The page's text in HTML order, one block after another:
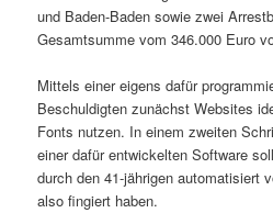
und Baden-Baden sowie zwei
Gesamtsumme vom 346.000 Euro
Mittels einer eigens dafür
Beschuldigten zunächst Websites
Fonts nutzen. In einem zweiten
einer dafür entwickelten Software
durch den 41‑jährigen automatisiert
also fingiert haben.